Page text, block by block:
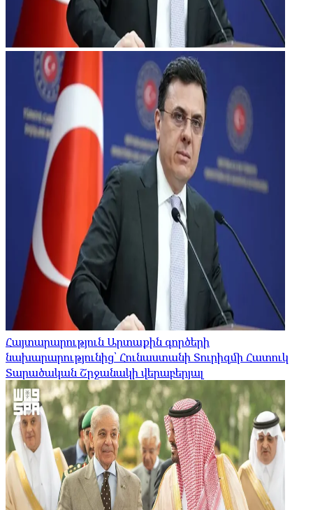
Հայտարարություն Արտաքին գործերի
նախարարությունից՝ Հունաստանի Տուրիզմի Հատուկ
Տարածական Շրջանակի վերաբերյալ